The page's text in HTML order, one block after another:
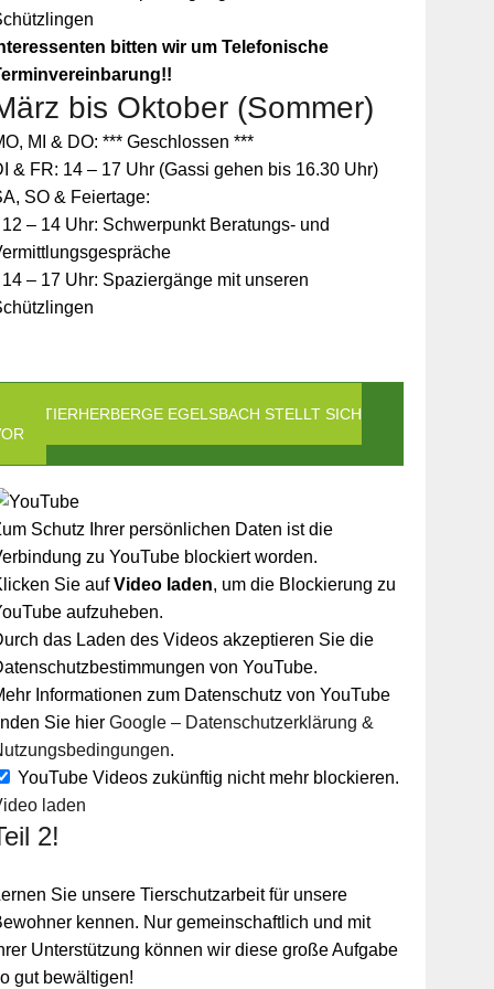
bitten wir um Telefonische
bis Oktober (Sommer)
MI & DO: *** Geschlossen ***
& FR: 14 – 17 Uhr (Gassi gehen bis 16.30 Uhr)
SO & Feiertage:
12 – 14 Uhr: Schwerpunkt Beratungs- und
14 – 17 Uhr: Spaziergänge mit unseren
DIE TIERHERBERGE EGELSBACH STELLT SICH
Schutz Ihrer persönlichen Daten ist die
zu YouTube blockiert worden.
Sie aufVideo laden, um die Blockierung zu
aufzuheben.
das Laden des Videos akzeptieren Sie die
von YouTube.
Informationen zum Datenschutz von YouTube
Sie hierGoogle – Datenschutzerklärung &
.
YouTube Videos zukünftig nicht mehr blockieren.
laden
2!
Sie unsere Tierschutzarbeit für unsere
kennen. Nur gemeinschaftlich und mit
Unterstützung können wir diese große Aufgabe
gut bewältigen!